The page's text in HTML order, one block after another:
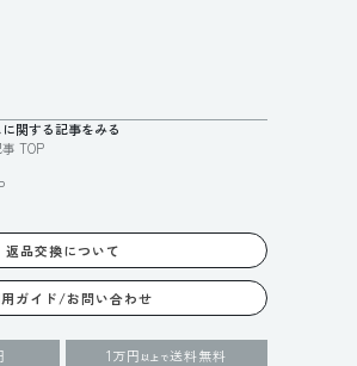
関する記事をみる
TOP
返品交換について
用ガイド/お問い合わせ
1万円 以上で送料無料